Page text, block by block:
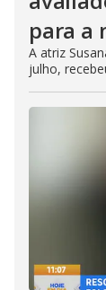
para a
A atriz
julho,